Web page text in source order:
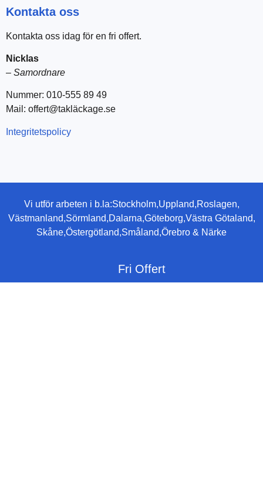
Kontakta oss
Kontakta oss idag för en fri offert.
Nicklas
– Samordnare
Nummer: 010-555 89 49
Mail: offert@takläckage.se
Integritetspolicy
Vi utför arbeten i b.la:Stockholm,Uppland,Roslagen,
Västmanland,Sörmland,Dalarna,Göteborg,Västra Götaland,
Skåne,Östergötland,Småland,Örebro & Närke
Fri Offert